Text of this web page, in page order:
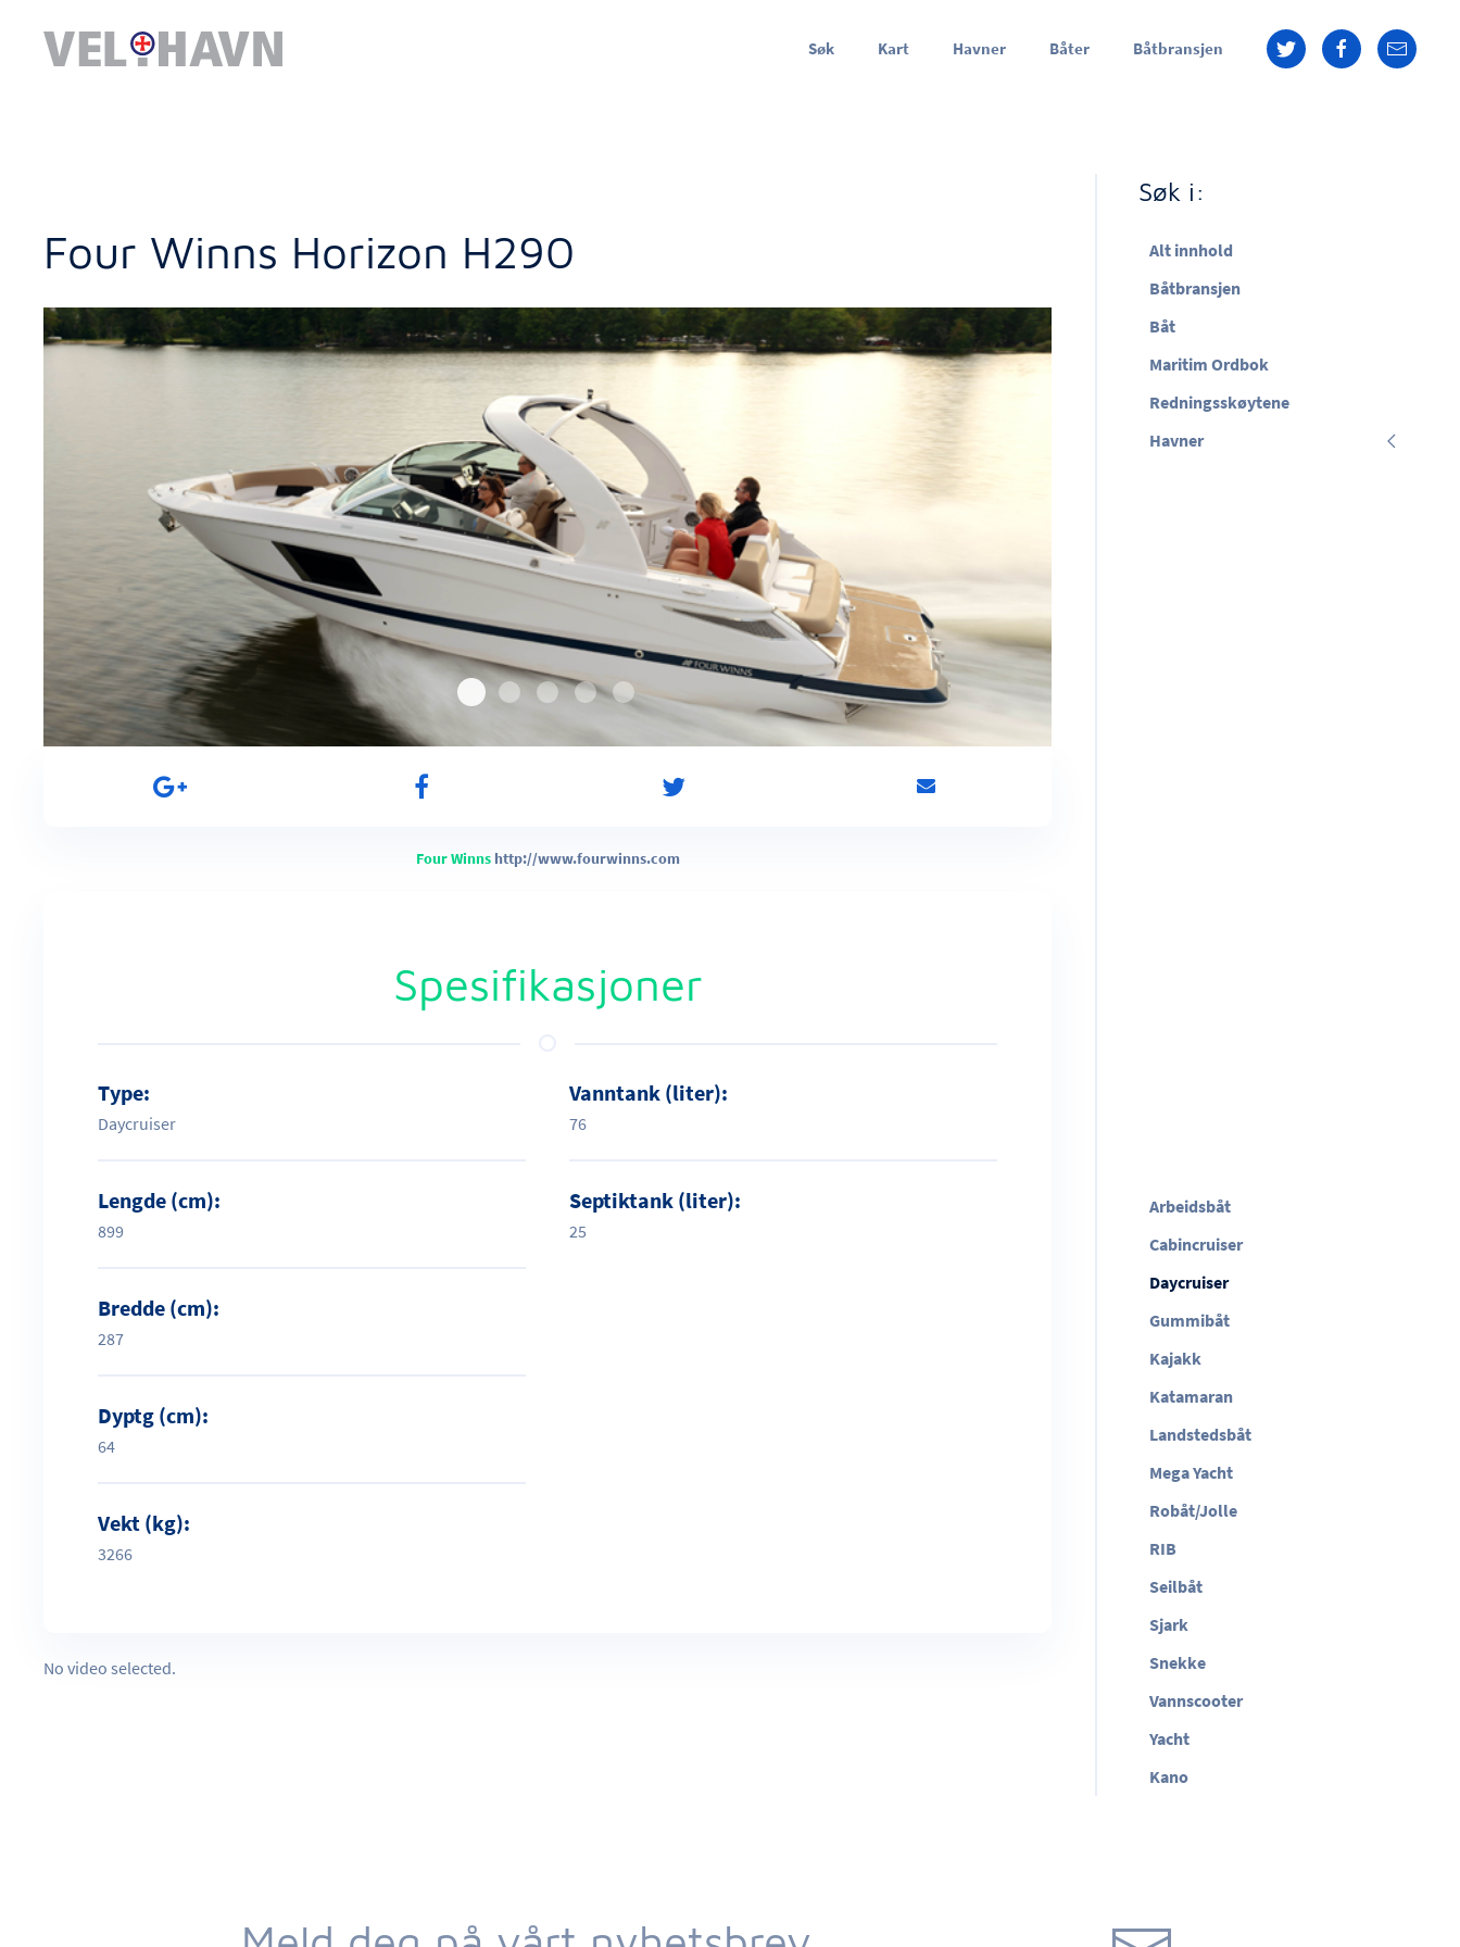
Søk Kart Havner Båter Båtbransjen
Four Winns Horizon H290
Four Winns http://www.fourwinns.com
Spesifikasjoner
Type:
Daycruiser
Lengde (cm):
899
Bredde (cm):
287
Dyptg (cm):
64
Vekt (kg):
3266
Vanntank (liter):
76
Septiktank (liter):
25
No video selected.
Søk i:
Alt innhold
Båtbransjen
Båt
Maritim Ordbok
Redningsskøytene
Havner
Arbeidsbåt
Cabincruiser
Daycruiser
Gummibåt
Kajakk
Katamaran
Landstedsbåt
Mega Yacht
Robåt/Jolle
RIB
Seilbåt
Sjark
Snekke
Vannscooter
Yacht
Kano